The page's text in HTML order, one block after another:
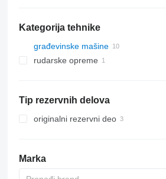
Kategorija tehnike
građevinske mašine
građevinski utovarivači
rudarske opreme
Tip rezervnih delova
originalni rezervni deo
Marka